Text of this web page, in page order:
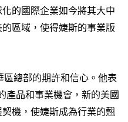
的國際企業如今將其大中
區域，使得婕斯的事業版
區總部的期許和信心。他表
產品和事業機會，新的美國
機，使婕斯成為行業的翹